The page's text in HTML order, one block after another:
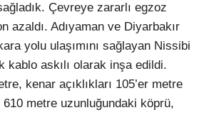
Çevreye zararlı egzoz
azaldı. Adıyaman ve Diyarbakır
yolu ulaşımını sağlayan Nissibi
kablo askılı olarak inşa edildi.
kenar açıklıkları 105’er metre
metre uzunluğundaki köprü,